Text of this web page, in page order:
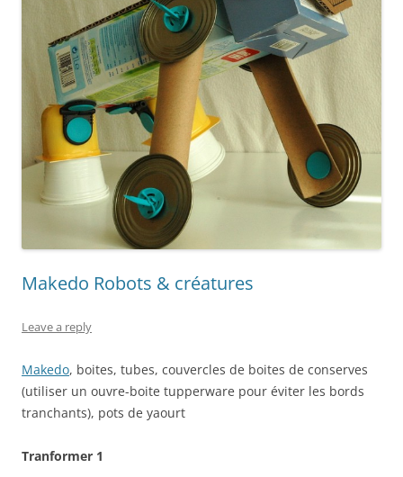
Makedo Robots & créatures
Leave a reply
Makedo, boites, tubes, couvercles de boites de conserves
(utiliser un ouvre-boite tupperware pour éviter les bords
tranchants), pots de yaourt
Tranformer 1